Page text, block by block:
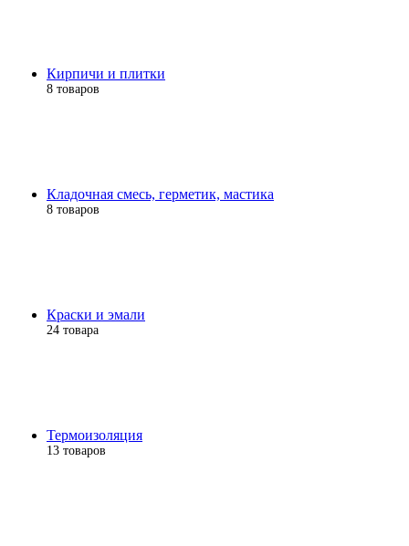
Кирпичи и плитки
8 товаров
Кладочная смесь, герметик, мастика
8 товаров
Краски и эмали
24 товара
Термоизоляция
13 товаров